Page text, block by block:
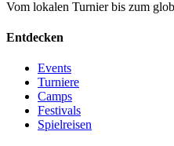
Vom lokalen Turnier bis zum
Entdecken
Events
Turniere
Camps
Festivals
Spielreisen